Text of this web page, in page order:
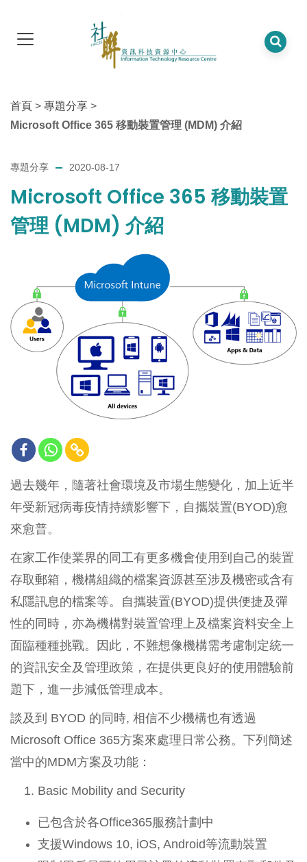
首頁 > 專題分享 >
Microsoft Office 365 移動裝置管理 (MDM) 介紹
專題分享 2020-08-17
Microsoft Office 365 移動裝置
管理 (MDM) 介紹
過去幾年，隨著社會環境及市場生態變化，加上近半
年受新冠病毒疫情持續影響下，自攜裝置(BYOD)愈
來愈普。
在家工作使業界的同工有更多機會使用到自己的裝置
存取郵箱，機構組織的檔案資源甚至涉及機密或含有
私隱訊息的檔案等。自攜裝置(BYOD)提供便捷及彈
性的同時，亦為機構對裝置管理上及檔案資料安全上
面臨種種挑戰。因此，不難想像機構需考慮制定統一
的資訊安全及管理政策，在提供更良好的使用體驗前
題下，進一步減低管理成本。
談及到 BYOD 的同時, 相信不少機構也有透過
Microsoft Office 365方案來處理日常公務。下列簡述
當中的MDM方案及功能：
Basic Mobility and Security
已包含於各Office365服務計劃中
支援Windows 10, iOS, Android等流動裝置